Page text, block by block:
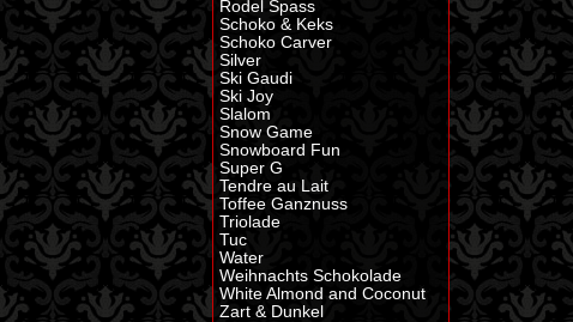
Rodel Spass
Schoko & Keks
Schoko Carver
Silver
Ski Gaudi
Ski Joy
Slalom
Snow Game
Snowboard Fun
Super G
Tendre au Lait
Toffee Ganznuss
Triolade
Tuc
Water
Weihnachts Schokolade
White Almond and Coconut
Zart & Dunkel